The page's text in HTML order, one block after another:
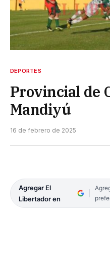
DEPORTES
Provincial de
Mandiyú
16 de febrero de 2025
Agregar El
Libertador en